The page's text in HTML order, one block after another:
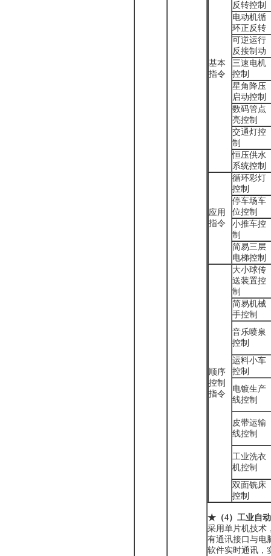
基本
指令
反转控制
电动机循
环正反转
可逆运行
反接制动
三速电机
控制
星角降压
启动控制
数码管点
亮控制
交通灯控
制
恒压供水
系统控制
应用
指令
循环彩灯
控制
停车场车
位控制
小推车控
制
简易三层
电梯控制
顺序
控制
指令
大小球传
送装置控
制
简易机械
手控制
音乐喷泉
控制
运料小车
控制
电镀生产
线控制
皮带运输
线控制
工业洗衣
机控制
双面铣床
控制
★ （4） 工业自
采用单片机技术
有通讯接口与电
软件实时通讯，